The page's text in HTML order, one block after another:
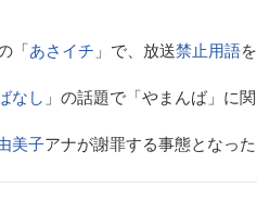
「あさイチ 」で、放送禁止用語
なし 」の話題で「やまんば」に
美子アナが謝罪する事態となった